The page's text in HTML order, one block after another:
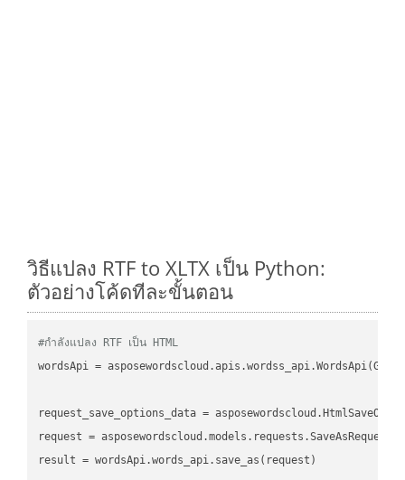
วิธีแปลง RTF to XLTX เป็น Python:
ตัวอย่างโค้ดทีละขั้นตอน
#กำลังแปลง RTF เป็น HTML
wordsApi =
request_save_options_data =
request
result = wordsApi.words_api.save_as(request)